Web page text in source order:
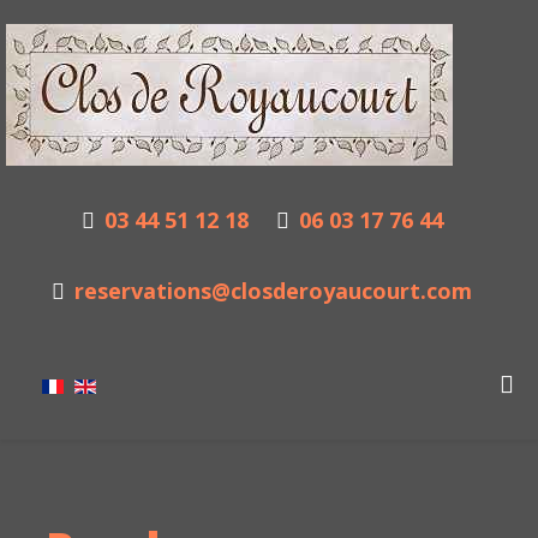
03 44 51 12 18 06 03 17 76 44
reservations@closderoyaucourt.com